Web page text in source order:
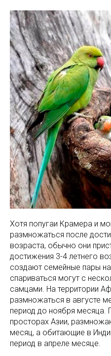
Хотя попугаи Крамера и
размножаться после
возраста, обычно они
достижения 3-4 летнего
создают семейные пары
спариваться могут с
самцами. На территории
размножаться в августе
период до ноября месяца.
просторах Азии,
месяц, а обитающие в
период в апреле месяце.